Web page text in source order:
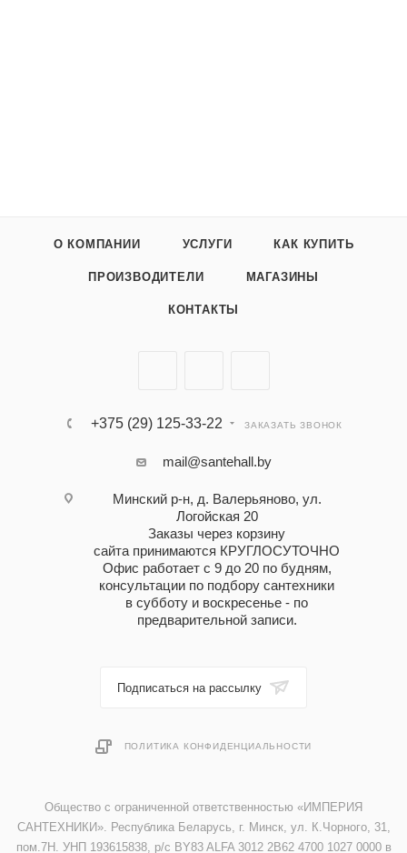
О КОМПАНИИ УСЛУГИ КАК КУПИТЬ
ПРОИЗВОДИТЕЛИ МАГАЗИНЫ
КОНТАКТЫ
+375 (29) 125-33-22 ЗАКАЗАТЬ ЗВОНОК
mail@santehall.by
Минский р-н, д. Валерьяново, ул.
Логойская 20
Заказы через корзину
сайта принимаются КРУГЛОСУТОЧНО
Офис работает с 9 до 20 по будням,
консультации по подбору сантехники
в субботу и воскресенье - по
предварительной записи.
Подписаться на рассылку
ПОЛИТИКА КОНФИДЕНЦИАЛЬНОСТИ
Общество с ограниченной ответственностью «ИМПЕРИЯ
САНТЕХНИКИ». Республика Беларусь, г. Минск, ул. К.Чорного, 31,
пом.7Н. УНП 193615838, р/с BY83 ALFA 3012 2B62 4700 1027 0000 в